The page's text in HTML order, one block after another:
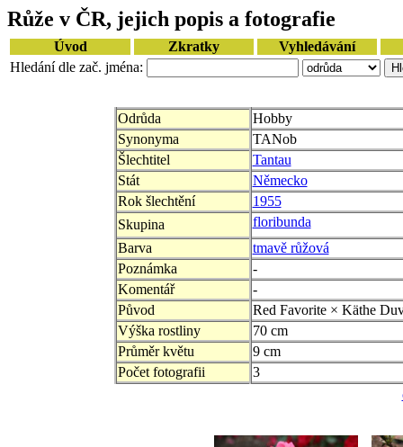
Růže v ČR, jejich popis a fotografie
Úvod Zkratky
Vyhledávání
Hledání dle zač. jména:
Odrůda
Hobby
Synonyma
TANob
Šlechtitel
Tantau
Stát
Německo
Rok šlechtění
1955
Skupina
floribunda
Barva
tmavě růžová
Poznámka
-
Komentář
-
Původ
Red Favorite × Käthe
Výška rostliny
70 cm
Průměr květu
9 cm
Počet fotografii
3